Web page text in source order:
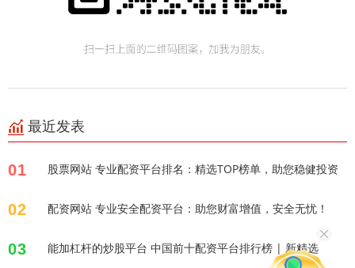
最近发表
01 股票网站 专业配资平台排名：精选TOP榜单，助您稳健投资
02 配资网站 专业安全配资平台：助您财富增值，安全无忧！
03 能加杠杆的炒股平台 中国前十配资平台排行榜 | 新精选